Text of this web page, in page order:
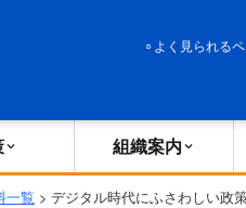
よく見られる
組織案内
一覧 > デジタル時代にふさわしい政